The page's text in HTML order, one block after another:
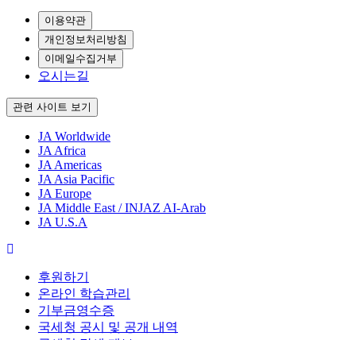
이용약관
개인정보처리방침
이메일수집거부
오시는길
관련 사이트 보기
JA Worldwide
JA Africa
JA Americas
JA Asia Pacific
JA Europe
JA Middle East / INJAZ AI-Arab
JA U.S.A
후원하기
온라인 학습관리
기부금영수증
국세청 공시 및 공개 내역